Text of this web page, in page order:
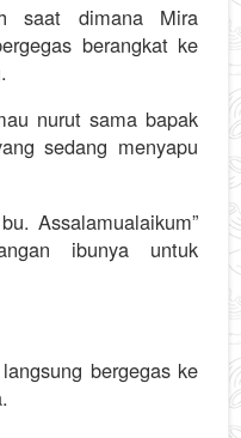
saat dimana Mira
berangkat ke
nurut sama bapak
sedang menyapu
Assalamualaikum”
ibunya untuk
bergegas ke